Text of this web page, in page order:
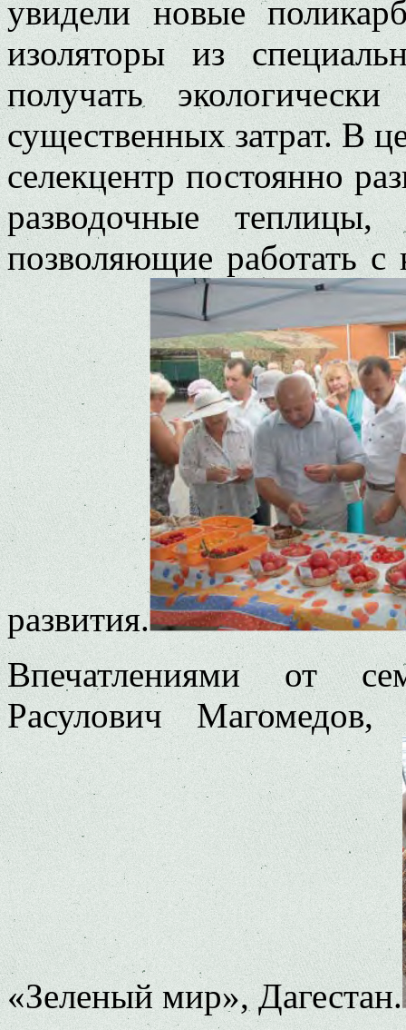
увидели новые
изоляторы из
получать
существенных затрат. В
селекцентр постоянно
разводочные
позволяющие работать с
развития.
Впечатлениями от
Расулович
«Зеленый мир», Дагестан.